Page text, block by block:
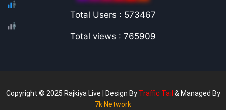
Total Users : 573467
Total views : 765909
Copyright © 2025 Rajkiya Live | Design By Traffic Tail & Managed By
7k Network